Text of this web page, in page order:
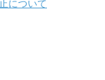
について